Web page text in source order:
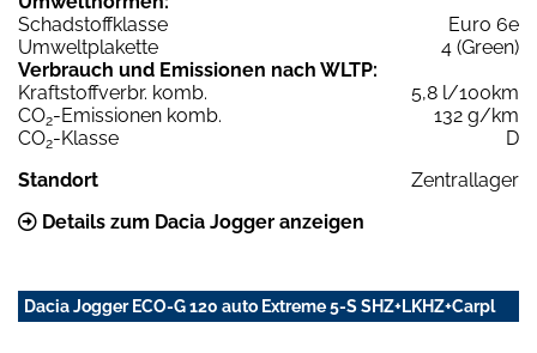
Schadstoffklasse
Euro 6e
Umweltplakette
4 (Green)
Verbrauch und Emissionen nach WLTP:
Kraftstoffverbr. komb.
5,8 l/100km
CO2-Emissionen komb.
132 g/km
CO2-Klasse
D
Standort
Zentrallager
Details zum Dacia Jogger anzeigen
Dacia Jogger ECO-G 120 auto Extreme 5-S SHZ+LKHZ+Carpl